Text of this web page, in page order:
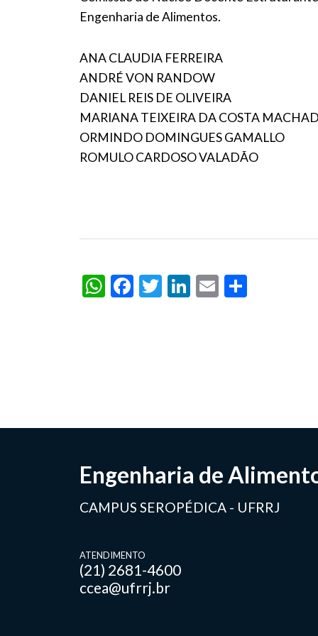
Engenharia de Alimentos.
ANA CLAUDIA FERREIRA
ANDRÉ VON RANDOW
DANIEL REIS DE OLIVEIRA
MARIANA TEIXEIRA DA COSTA
ORMINDO DOMINGUES GAMALLO
ROMULO CARDOSO VALADÃO
WhatsApp
Facebook
Twitter
LinkedIn
Email
Engenharia de
CAMPUS SEROPÉDICA - UFRRJ
ATENDIMENTO
(21) 2681-4600
ccea@ufrrj.br